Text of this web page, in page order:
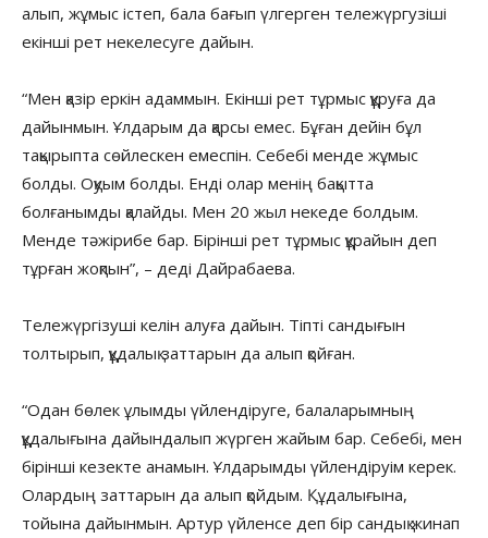
алып, жұмыс істеп, бала бағып үлгерген тележүргузіші
екінші рет некелесуге дайын.
“Мен қазір еркін адаммын. Екінші рет тұрмыс құруға да
дайынмын. Ұлдарым да қарсы емес. Бұған дейін бұл
тақырыпта сөйлескен емеспін. Себебі менде жұмыс
болды. Оқуым болды. Енді олар менің бақытта
болғанымды қалайды. Мен 20 жыл некеде болдым.
Менде тәжірибе бар. Бірінші рет тұрмыс құрайын деп
тұрған жоқпын”, – деді Дайрабаева.
Тележүргізуші келін алуға дайын. Тіпті сандығын
толтырып, құдалық заттарын да алып қойған.
“Одан бөлек ұлымды үйлендіруге, балаларымның
құдалығына дайындалып жүрген жайым бар. Себебі, мен
бірінші кезекте анамын. Ұлдарымды үйлендіруім керек.
Олардың заттарын да алып қойдым. Құдалығына,
тойына дайынмын. Артур үйленсе деп бір сандық жинап